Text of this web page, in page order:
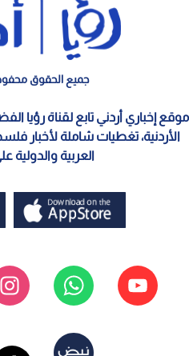
جميع الحقوق محفوظة
موقع إخباري أردني تابع لقناة رؤيا
الأردنية، تغطيات شاملة لأخبار
العربية والدولية